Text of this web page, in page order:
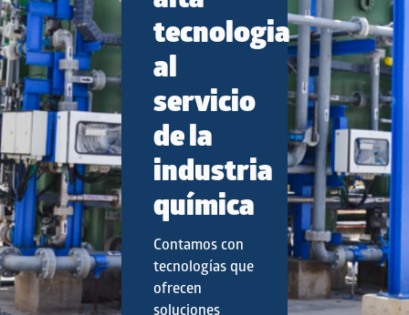
Nuestras
sales
son
producidas
para
consumo
humano
e
industrial